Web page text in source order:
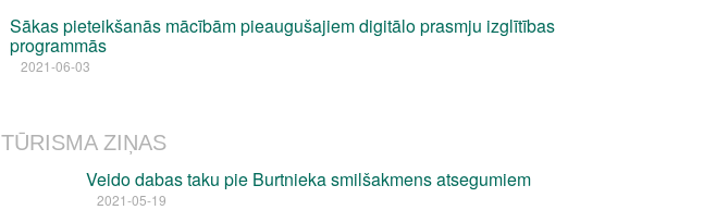
Sākas pieteikšanās mācībām pieaugušajiem digitālo prasmju izglītības
programmās
2021-06-03
TŪRISMA ZIŅAS
Veido dabas taku pie Burtnieka smilšakmens atsegumiem
2021-05-19